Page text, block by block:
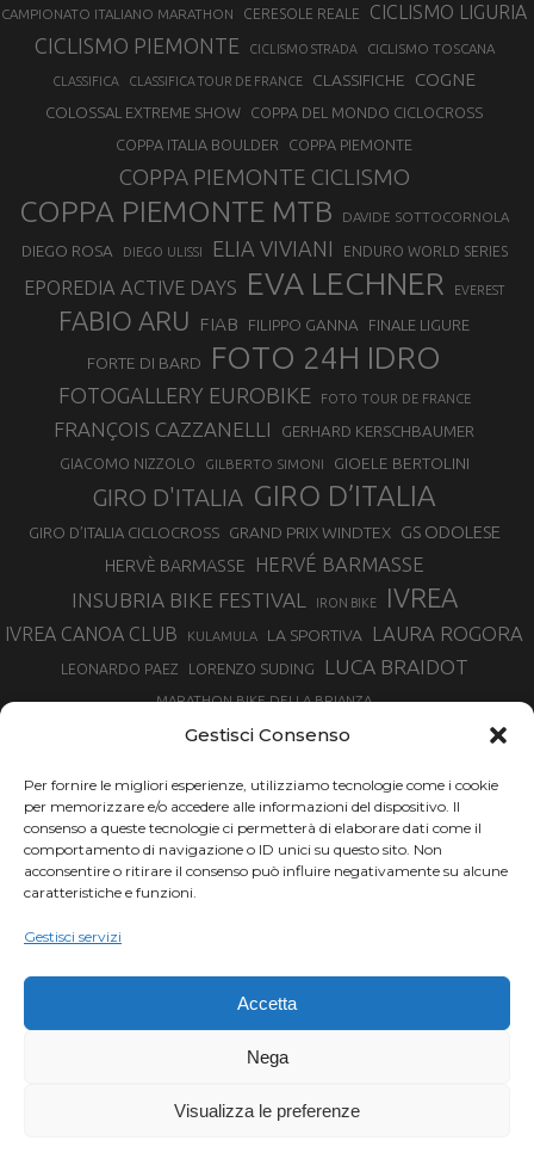
Gestisci Consenso
Per fornire le migliori esperienze, utilizziamo tecnologie come i cookie
per memorizzare e/o accedere alle informazioni del dispositivo. Il
consenso a queste tecnologie ci permetterà di elaborare dati come il
comportamento di navigazione o ID unici su questo sito. Non
acconsentire o ritirare il consenso può influire negativamente su alcune
caratteristiche e funzioni.
Gestisci servizi
Accetta
Nega
Visualizza le preferenze
CAMPIONATO ITALIANO MARATHON CERESOLE REALE CICLISMO LIGURIA
CICLISMO PIEMONTE CICLISMO STRADA CICLISMO TOSCANA
CLASSIFICA CLASSIFICA TOUR DE FRANCE CLASSIFICHE COGNE
COLOSSAL EXTREME SHOW
COPPA DEL MONDO CICLOCROSS
COPPA ITALIA BOULDER
COPPA PIEMONTE
COPPA PIEMONTE CICLISMO
COPPA PIEMONTE MTB DAVIDE SOTTOCORNOLA
DIEGO ROSA DIEGO ULISSI ELIA VIVIANI ENDURO WORLD SERIES
EPOREDIA ACTIVE DAYS EVA LECHNER EVEREST
FABIO ARU FIAB FILIPPO GANNA FINALE LIGURE
FORTE DI BARD FOTO 24H IDRO
FOTOGALLERY EUROBIKE FOTO TOUR DE FRANCE
FRANÇOIS CAZZANELLI GERHARD KERSCHBAUMER
GIACOMO NIZZOLO GILBERTO SIMONI GIOELE BERTOLINI
GIRO D'ITALIA GIRO D’ITALIA
GIRO D’ITALIA CICLOCROSS GRAND PRIX WINDTEX GS ODOLESE
HERVÈ BARMASSE
HERVÉ BARMASSE
INSUBRIA BIKE FESTIVAL
IRON BIKE IVREA
IVREA CANOA CLUB KULAMULA LA SPORTIVA LAURA ROGORA
LEONARDO PAEZ LORENZO SUDING LUCA BRAIDOT
MARATHON BIKE DELLA BRIANZA
MARCO AURELIO FONTANA
MARTINO FRUET MATHIEU VAN DER POEL MATTEO TRENTIN MIKE FELDERER
MIRKO CELESTINO NIBALI
NINO SCHURTER
PARCO NAZIONALE GRAN PARADISO
PROMENADO BIKE
SIMONE MORO
TOUR DE FRANCE
VINCENZO NIBALI
Chi siamo | Termini d'uso | Privacy |